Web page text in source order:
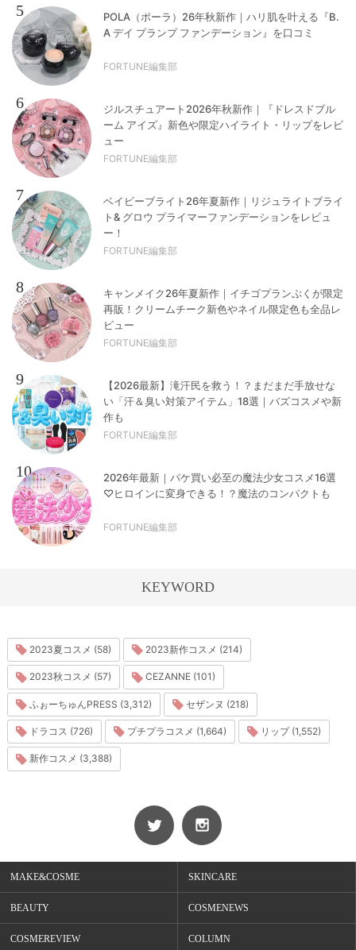
5
POLA（ポーラ）26年秋新作｜ハリ肌を叶える『B.
A デイ プランプ ファンデーション』を口コミ
FORTUNE編集部
6
ジルスチュアート2026年秋新作｜『ドレスドブル
ーム アイズ』新色や限定ハイライト・リップをレビ
ュー
FORTUNE編集部
7
ベイビーブライト26年夏新作｜リジュライトブライ
ト& グロウ プライマーファンデーションをレビュ
ー！
FORTUNE編集部
8
キャンメイク26年夏新作｜イチゴプランぷくが限定
再販！クリームチーク新色やネイル限定色も全品レ
ビュー
FORTUNE編集部
9
【2026最新】滝汗民を救う！？まだまだ手放せな
い「汗＆臭い対策アイテム」18選｜バズコスメや新
作も
FORTUNE編集部
10
2026年最新｜パケ買い必至の魔法少女コスメ16選
♡ヒロインに変身できる！？魔法のコンパクトも
FORTUNE編集部
KEYWORD
2023夏コスメ (58) 2023新作コスメ (214)
2023秋コスメ (57) CEZANNE (101)
ふぉーちゅんPRESS (3,312) セザンヌ (218)
ドラコス (726) プチプラコスメ (1,664) リップ (1,552)
新作コスメ (3,388)
MAKE&COSME SKINCARE
BEAUTY COSMENEWS
COSMEREVIEW COLUMN